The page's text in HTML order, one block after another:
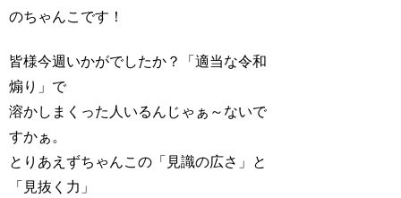
のちゃんこです！
皆様今週いかがでしたか？「適当な令和
煽り」で
溶かしまくった人いるんじゃぁ～ないで
すかぁ。
とりあえずちゃんこの「見識の広さ」と
「見抜く力」